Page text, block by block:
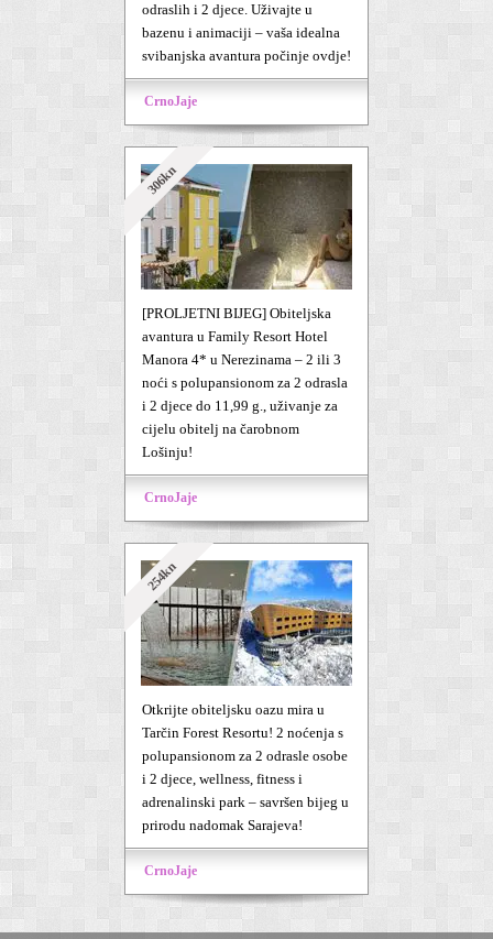
odraslih i 2 djece. Uživajte u
bazenu i animaciji – vaša idealna
svibanjska avantura počinje ovdje!
CrnoJaje
306kn
[PROLJETNI BIJEG] Obiteljska
avantura u Family Resort Hotel
Manora 4* u Nerezinama – 2 ili 3
noći s polupansionom za 2 odrasla
i 2 djece do 11,99 g., uživanje za
cijelu obitelj na čarobnom
Lošinju!
CrnoJaje
254kn
Otkrijte obiteljsku oazu mira u
Tarčin Forest Resortu! 2 noćenja s
polupansionom za 2 odrasle osobe
i 2 djece, wellness, fitness i
adrenalinski park – savršen bijeg u
prirodu nadomak Sarajeva!
CrnoJaje